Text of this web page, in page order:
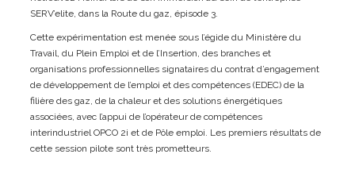
SERV’elite, dans la Route du gaz, épisode 3.
Cette expérimentation est menée sous l’égide du Ministère du
Travail, du Plein Emploi et de l’Insertion, des branches et
organisations professionnelles signataires du contrat d’engagement
de développement de l’emploi et des compétences (EDEC) de la
filière des gaz, de la chaleur et des solutions énergétiques
associées, avec l’appui de l’opérateur de compétences
interindustriel OPCO 2i et de Pôle emploi. Les premiers résultats de
cette session pilote sont très prometteurs.